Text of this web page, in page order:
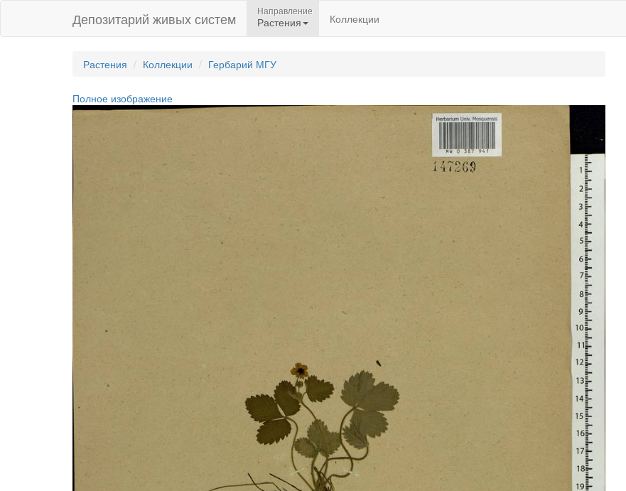
Депозитарий живых систем Направление
Растения Коллекции
Растения Коллекции Гербарий МГУ
Полное изображение